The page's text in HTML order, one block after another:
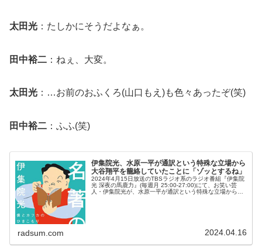
太田光 ：たしかにそうだよなぁ。
田中裕二 ：ねぇ、大変。
太田光 ：…お前のおふくろ(山口もえ)も色々あったぞ(笑)
田中裕二 ：ふふ(笑)
伊集院光、水原一平が通訳という特殊な立場から
大谷翔平を籠絡していたことに「ゾッとするね」
2024年4月15日放送のTBSラジオ系のラジオ番組『伊集院
光 深夜の馬鹿力』(毎週月 25:00-27:00)にて、お笑い芸
人・伊集院光が、水原一平が通訳という特殊な立場から大
radsum.com 2024.04.16